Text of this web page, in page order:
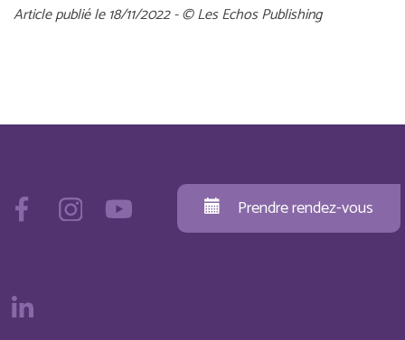
Article publié le 18/11/2022 - © Les Echos Publishing
Prendre rendez-vous